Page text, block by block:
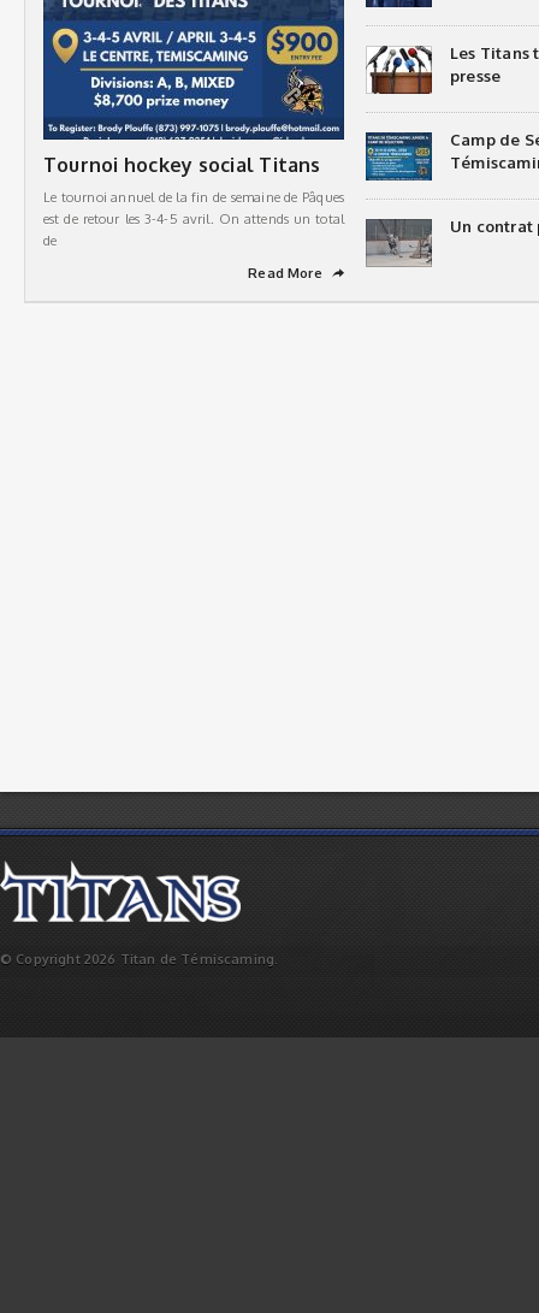
Tournoi hockey social Titans
Le tournoi annuel de la fin de semaine de Pâques
est de retour les 3-4-5 avril. On attends un total
de
Read More
➦
Les Titans
presse
Camp de
Un contrat
© Copyright 2026 Titan de Témiscaming.